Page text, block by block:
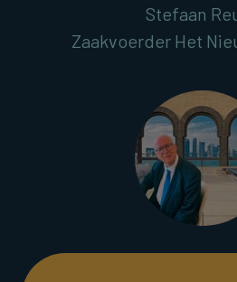
Stefaan
Zaakvoerder Het